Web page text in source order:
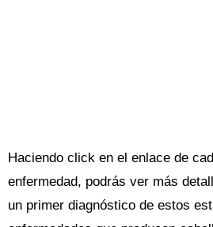
Haciendo click en el enlace de
enfermedad, podrás ver más
un primer diagnóstico de estos